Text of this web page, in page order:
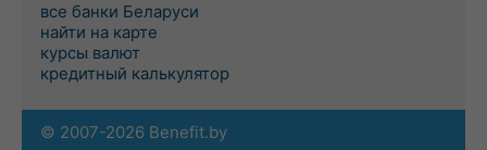
все банки Беларуси
найти на карте
курсы валют
кредитный калькулятор
© 2007-2026 Benefit.by